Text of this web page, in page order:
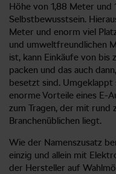
Höhe von 1,88 Meter und
Selbstbewusstsein.
Meter und enorm viel
und umweltfreundlichen
ist, kann Einkäufe von
packen und das auch
besetzt sind. Umgeklappt
enorme Vorteile eines E-
zum Tragen, der mit rund
Branchenüblichen liegt.
Wie der Namenszusatz
einzig und allein mit
der Hersteller auf